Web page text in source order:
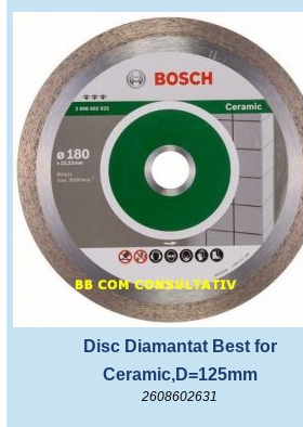
Disc Diamantat Best for
Ceramic,D=125mm
2608602631